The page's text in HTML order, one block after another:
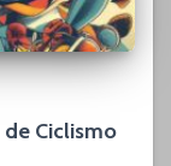
Ciclismo